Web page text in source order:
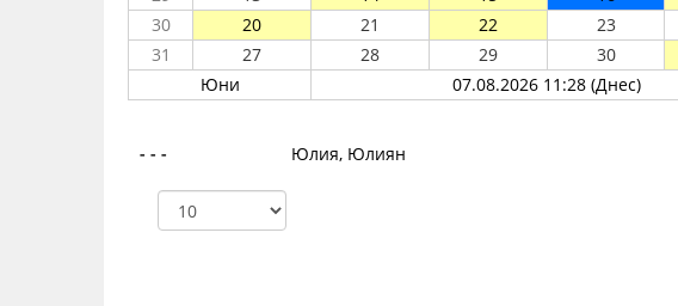
30
20 21 22 23
31
27 28 29 30
Юни
07.08.2026 11:28 (Днес)
- - -
Юлия, Юлиян